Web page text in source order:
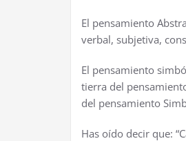
El pensamiento
verbal, subjetiva,
El pensamiento
tierra del
del pensamiento
Has oído decir que: